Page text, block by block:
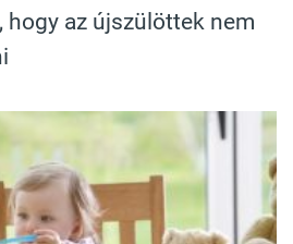
hogy az újszülöttek nem